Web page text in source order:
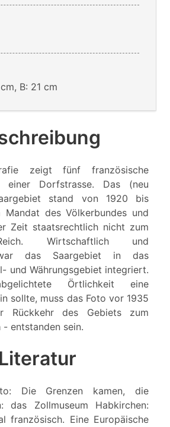
B: 21 cm
zeigt fünf französische
einer Dorfstrasse. Das (neu
stand von 1920 bis
Mandat des Völkerbundes und
Zeit staatsrechtlich nicht zum
Wirtschaftlich und
das Saargebiet in das
und Währungsgebiet integriert.
Örtlichkeit eine
sollte, muss das Foto vor 1935
des Gebiets zum
- entstanden sein.
Literatur
Die Grenzen kamen, die
das Zollmuseum Habkirchen:
französisch. Eine Europäische